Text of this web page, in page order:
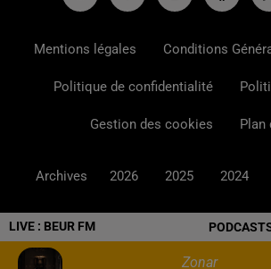
LIVE : BEUR FM
Zonar
Mentions légales Conditions
Politique de confidentialité
Gestion des cookies Plan
Archives 2026 2025 2024